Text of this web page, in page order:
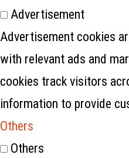
Advertisement
Advertisement cookies
with relevant ads and
cookies track visitors
information to provide
Others
Others